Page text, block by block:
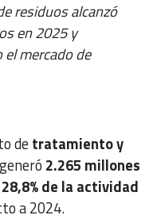
residuos alcanzó
en 2025 y
el mercado de
detratamiento y
2.265 millones
28,8% de la actividad
a 2024.